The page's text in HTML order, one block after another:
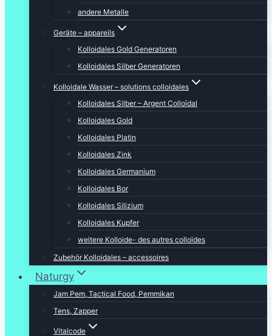
andere Metalle
Geräte – appareils
Kolloidales Gold Generatoren
Kolloidales Silber Generatoren
Kolloidale Wasser – solutions colloidales
Kolloidales Silber – Argent Colloïdal
Kolloidales Gold
Kolloidales Platin
Kolloidales Zink
Kolloidales Germanium
Kolloidales Bor
Kolloidales Silizium
Kolloidales Kupfer
weitere Kolloide- des autres colloïdes
Zubehör Kolloidales – accessoires
Naturgy
Jam Pem, Tactical Food, Pemmikan
Tens, Zapper
Vitalcode